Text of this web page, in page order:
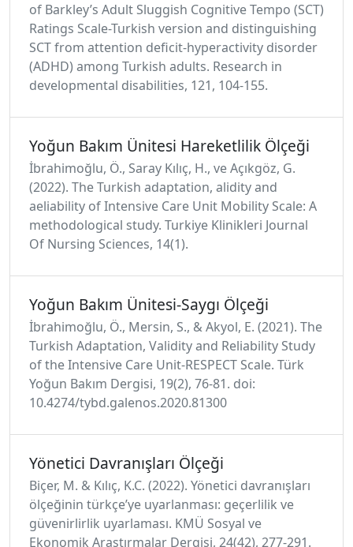
of Barkley’s Adult Sluggish Cognitive Tempo (SCT)
Ratings Scale-Turkish version and distinguishing
SCT from attention deficit-hyperactivity disorder
(ADHD) among Turkish adults. Research in
developmental disabilities, 121, 104-155.
Yoğun Bakım Ünitesi Hareketlilik Ölçeği
İbrahimoğlu, Ö., Saray Kılıç, H., ve Açıkgöz, G.
(2022). The Turkish adaptation, alidity and
aeliability of Intensive Care Unit Mobility Scale: A
methodological study. Turkiye Klinikleri Journal
Of Nursing Sciences, 14(1).
Yoğun Bakım Ünitesi-Saygı Ölçeği
İbrahimoğlu, Ö., Mersin, S., & Akyol, E. (2021). The
Turkish Adaptation, Validity and Reliability Study
of the Intensive Care Unit-RESPECT Scale. Türk
Yoğun Bakım Dergisi, 19(2), 76-81. doi:
10.4274/tybd.galenos.2020.81300
Yönetici Davranışları Ölçeği
Biçer, M. & Kılıç, K.C. (2022). Yönetici davranışları
ölçeğinin türkçe’ye uyarlanması: geçerlilik ve
güvenirlirlik uyarlaması. KMÜ Sosyal ve
Ekonomik Araştırmalar Dergisi, 24(42), 277-291.